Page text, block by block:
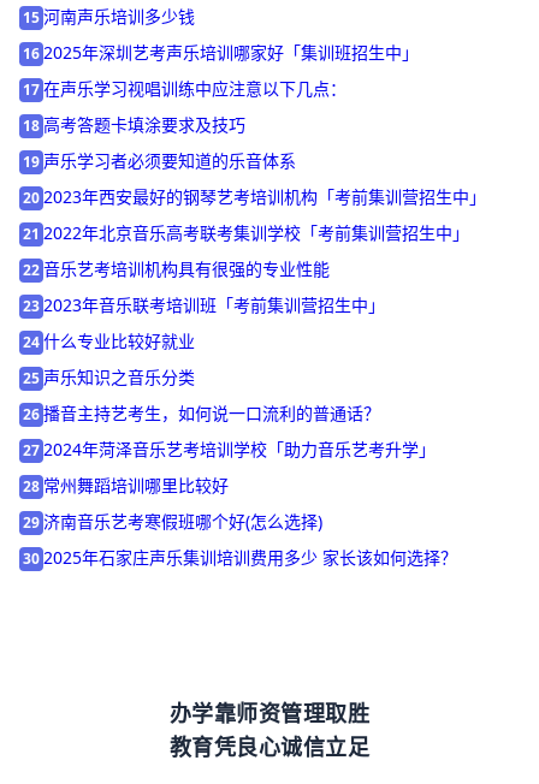
14杭州市音乐艺考培训学校哪家好？助你考取名校
15 河南声乐培训多少钱
162025年深圳艺考声乐培训哪家好「集训班招生中」
17在声乐学习视唱训练中应注意以下几点：
18 高考答题卡填涂要求及技巧
19 声乐学习者必须要知道的乐音体系
20 2023年西安最好的钢琴艺考培训机构「考前集训营招生中」
212022年北京音乐高考联考集训学校「考前集训营招生中」
22 音乐艺考培训机构具有很强的专业性能
232023年音乐联考培训班「考前集训营招生中」
24 什么专业比较好就业
25声乐知识之音乐分类
26 播音主持艺考生，如何说一口流利的普通话？
27 2024年菏泽音乐艺考培训学校「助力音乐艺考升学」
28常州舞蹈培训哪里比较好
29 济南音乐艺考寒假班哪个好(怎么选择)
办学靠师资管理取胜